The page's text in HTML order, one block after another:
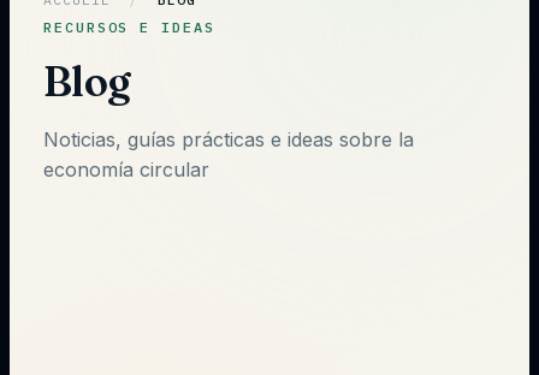
RECURSOS E IDEAS
Blog
Noticias, guías prácticas e ideas sobre la
economía circular